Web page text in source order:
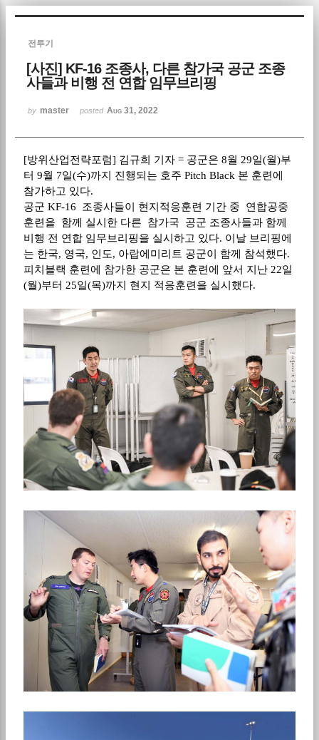
전투기
[사진] KF-16 조종사, 다른 참가국 공군 조종
사들과 비행 전 연합 임무브리핑
by master posted Aug 31, 2022
[방위산업전략포럼] 김규희 기자 = 공군은 8월 29일(월)부
터 9월 7일(수)까지 진행되는 호주 Pitch Black 본 훈련에
참가하고 있다.
공군 KF-16 조종사들이 현지적응훈련 기간 중 연합공중
훈련을 함께 실시한 다른 참가국 공군 조종사들과 함께
비행 전 연합 임무브리핑을 실시하고 있다. 이날 브리핑에
는 한국, 영국, 인도, 아랍에미리트 공군이 함께 참석했다.
피치블랙 훈련에 참가한 공군은 본 훈련에 앞서 지난 22일
(월)부터 25일(목)까지 현지 적응훈련을 실시했다.
Sketchbook5, 스케치북5
Sketchbook5, 스케치북5